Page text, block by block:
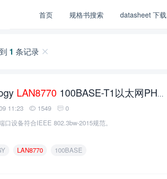
首页 规格书搜索 datasheet 下载
1 条记录
LAN8770 100BASE-T1以太网PHY收发器的介绍、特性、及应用
11:23 1549
0
设备符合IEEE 802.3bw-2015规范。
LAN8770 100BASE